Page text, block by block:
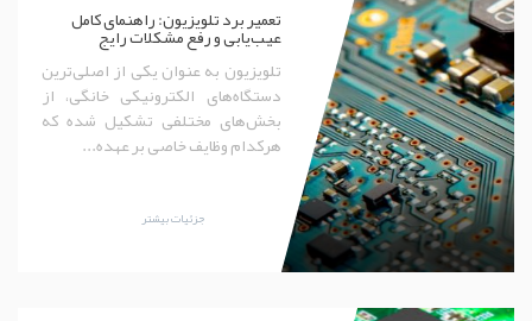
تعمیر برد تلویزیون: راهنمای کامل
عیب‌یابی و رفع مشکلات رایج
تلویزیون به عنوان یکی از اصلی‌ترین
دستگاه‌های الکترونیکی خانگی، از
بخش‌های مختلفی تشکیل شده که
هرکدام وظایف خاصی بر عهده...
جزئیات بیشتر